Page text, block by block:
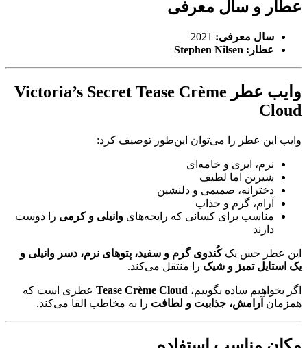
عطار و سال معرفی
سال معرفی:
عطار: Stephen Nilsen
وایب عطر Victoria’s Secret Tease Crème
Cloud
وایب این عطر را می‌توان این‌طور توصیف کرد:
نرم، ابری و خامه‌ای
شیرین اما لطیف
دخترانه، صمیمی و دلنشین
آرام، گرم و جذاب
مناسب برای کسانی که رایحه‌های وانیلی و کرمی را دوست
دارند
این عطر حس یککُندوی گرم و سفید، پتوهای نرم، دسر وانیلی و
یک استایل تمیز و شیک را منتقل می‌کند.
اگر بخواهیم ساده بگوییم، Tease Crème Cloud عطری است که
همزمان آرامش، جذابیت و لطافت را به مخاطب القا می‌کند.